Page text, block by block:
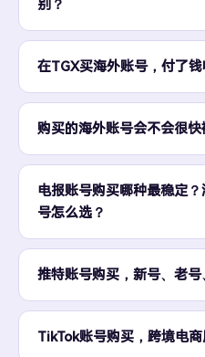
别？
在TGX买海外账号，付了
购买的海外账号会不会很快
电报账号购买哪种最稳定
号怎么选？
推特账号购买，新号、老号
TikTok账号购买，跨境电商